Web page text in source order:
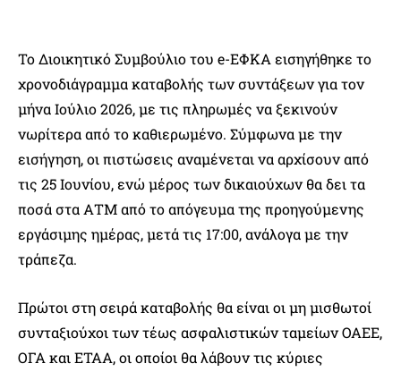
Το Διοικητικό Συμβούλιο του e-ΕΦΚΑ εισηγήθηκε το
χρονοδιάγραμμα καταβολής των συντάξεων για τον
μήνα Ιούλιο 2026, με τις πληρωμές να ξεκινούν
νωρίτερα από το καθιερωμένο. Σύμφωνα με την
εισήγηση, οι πιστώσεις αναμένεται να αρχίσουν από
τις 25 Ιουνίου, ενώ μέρος των δικαιούχων θα δει τα
ποσά στα ΑΤΜ από το απόγευμα της προηγούμενης
εργάσιμης ημέρας, μετά τις 17:00, ανάλογα με την
τράπεζα.
Πρώτοι στη σειρά καταβολής θα είναι οι μη μισθωτοί
συνταξιούχοι των τέως ασφαλιστικών ταμείων ΟΑΕΕ,
ΟΓΑ και ΕΤΑΑ, οι οποίοι θα λάβουν τις κύριες